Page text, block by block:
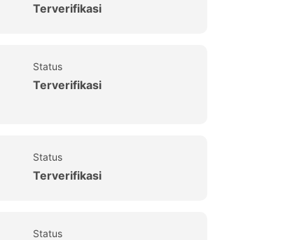
Terverifikasi
Status
Terverifikasi
Status
Terverifikasi
Status